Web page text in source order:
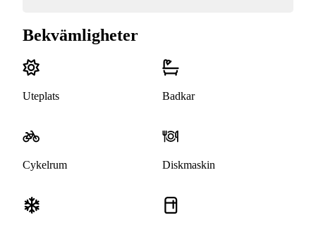
Bekvämligheter
Uteplats Badkar
Cykelrum Diskmaskin